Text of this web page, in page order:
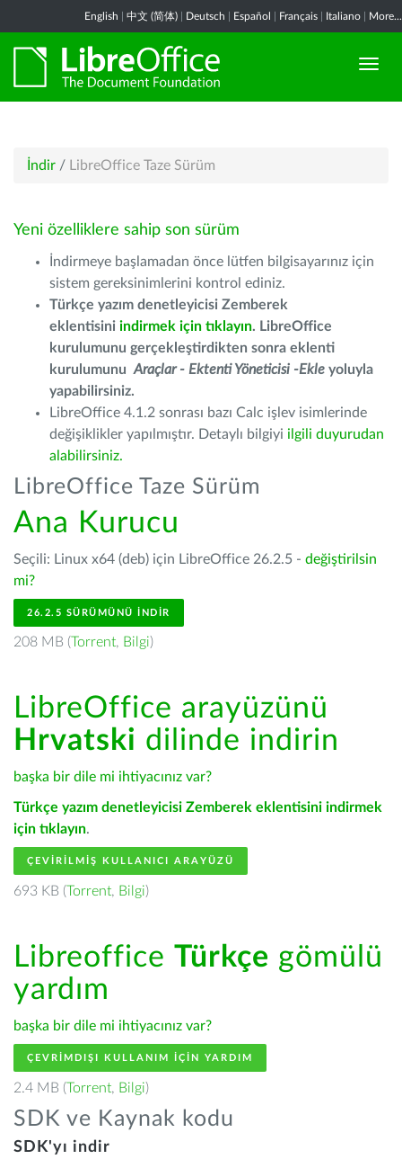
English 中文 (简体) Deutsch Español Français Italiano More...
İndir / LibreOffice Taze Sürüm
Yeni özelliklere sahip son sürüm
İndirmeye başlamadan önce lütfen bilgisayarınız için
sistem gereksinimlerini kontrol ediniz.
Türkçe yazım denetleyicisi Zemberek
eklentisini indirmek için tıklayın. LibreOffice
kurulumunu gerçekleştirdikten sonra eklenti
kurulumunu Araçlar - Ektenti Yöneticisi -Ekle yoluyla
yapabilirsiniz.
LibreOffice 4.1.2 sonrası bazı Calc işlev isimlerinde
değişiklikler yapılmıştır. Detaylı bilgiyi ilgili duyurudan
alabilirsiniz.
LibreOffice Taze Sürüm
Ana Kurucu
Seçili: Linux x64 (deb) için LibreOffice 26.2.5 - değiştirilsin
mi?
26.2.5 SÜRÜMÜNÜ İNDIR
208 MB (Torrent, Bilgi)
LibreOffice arayüzünü
Hrvatski dilinde indirin
başka bir dile mi ihtiyacınız var?
Türkçe yazım denetleyicisi Zemberek eklentisini indirmek
için tıklayın.
ÇEVIRILMIŞ KULLANICI ARAYÜZÜ
693 KB (Torrent, Bilgi)
Libreoffice Türkçe gömülü
yardım
başka bir dile mi ihtiyacınız var?
ÇEVRIMDIŞI KULLANIM IÇIN YARDIM
2.4 MB (Torrent, Bilgi)
SDK ve Kaynak kodu
SDK'yı indir